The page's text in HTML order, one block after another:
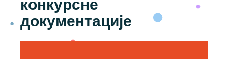
конкурсне
документације